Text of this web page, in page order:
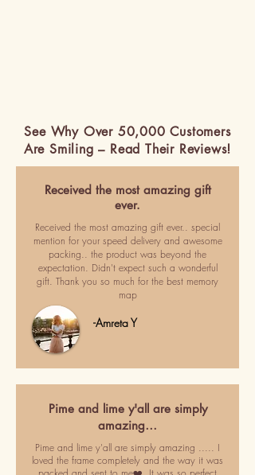
See Why Over 50,000 Customers
Are Smiling – Read Their Reviews!
Received the most amazing gift
ever.
Received the most amazing gift ever.. special
mention for your speed delivery and awesome
packing.. the product was beyond the
expectation. Didn't expect such a wonderful
gift. Thank you so much for the best memory
map
-Amreta Y
Pime and lime y'all are simply
amazing…
Pime and lime y'all are simply amazing ..... I
loved the frame completely and the way it was